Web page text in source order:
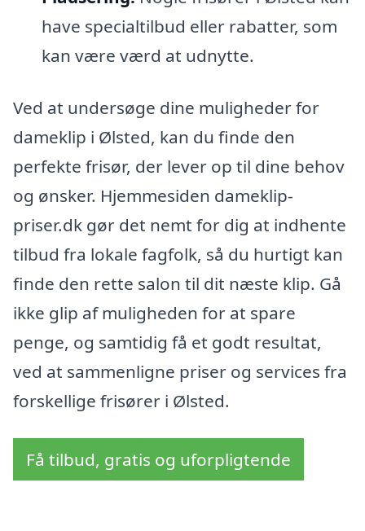
have specialtilbud eller rabatter, som
kan være værd at udnytte.
Ved at undersøge dine muligheder for
dameklip i Ølsted, kan du finde den
perfekte frisør, der lever op til dine behov
og ønsker. Hjemmesiden dameklip-
priser.dk gør det nemt for dig at indhente
tilbud fra lokale fagfolk, så du hurtigt kan
finde den rette salon til dit næste klip. Gå
ikke glip af muligheden for at spare
penge, og samtidig få et godt resultat,
ved at sammenligne priser og services fra
forskellige frisører i Ølsted.
Få tilbud, gratis og uforpligtende